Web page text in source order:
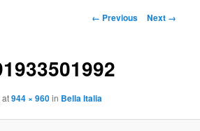
Image
← Previous Next →
at944 × 960in Bella Italia